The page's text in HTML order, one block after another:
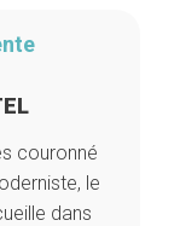
couronné
le
dans